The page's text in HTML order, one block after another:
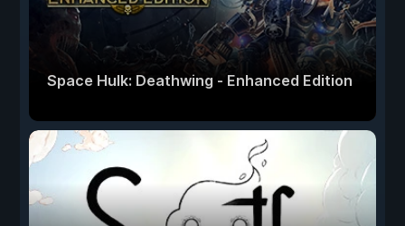
Space Hulk: Deathwing - Enhanced Edition